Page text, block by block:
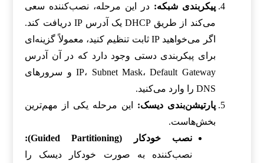
پیکربندی شبکه: در این مرحله، نصب‌کننده سعی
می‌کند از طریق DHCP یک آدرس IP دریافت کند.
اگر می‌خواهید IP ثابت تنظیم کنید، معمولاً گزینه‌ای
برای پیکربندی دستی وجود دارد که در آن آدرس
IP، Subnet Mask، Default Gateway و سرورهای
DNS را وارد می‌کنید.
پارتیشن‌بندی دیسک: این مرحله یکی از مهم‌ترین
بخش‌هاست.
نصب خودکار (Guided Partitioning):
نصب‌کننده به صورت خودکار دیسک را